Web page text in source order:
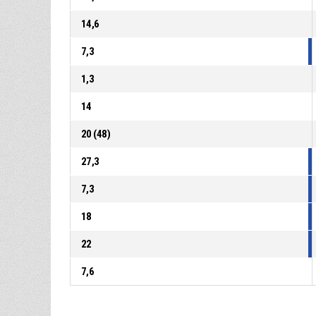
14,6
7,3
1,3
14
20 (48)
27,3
7,3
18
22
7,6